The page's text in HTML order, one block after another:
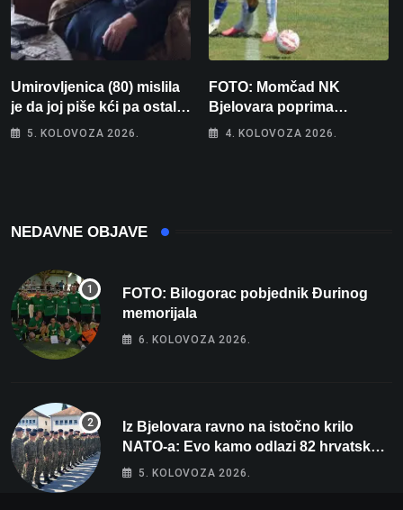
Umirovljenica (80) mislila
je da joj piše kći pa ostala
bez 1000 eura
5. KOLOVOZA 2026.
FOTO: Momčad NK
Bjelovara poprima
jesenski izgled
4. KOLOVOZA 2026.
NEDAVNE OBJAVE
FOTO: Bilogorac pobjednik Đurinog
memorijala
6. KOLOVOZA 2026.
Iz Bjelovara ravno na istočno krilo
NATO-a: Evo kamo odlazi 82 hrvatska
vojnika i 6 vojnikinja
5. KOLOVOZA 2026.